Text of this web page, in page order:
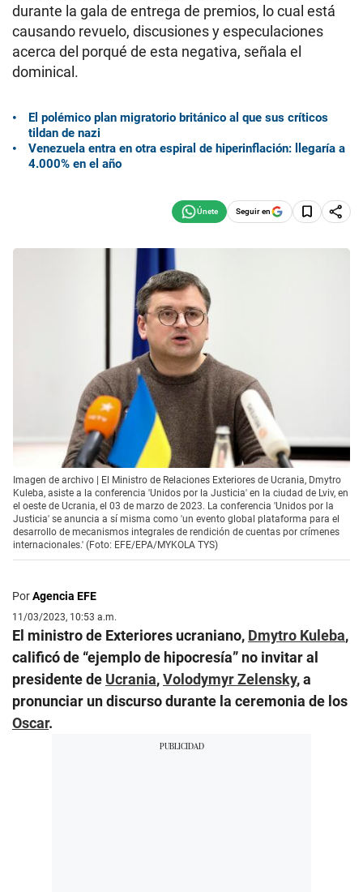
durante la gala de entrega de premios, lo cual está
causando revuelo, discusiones y especulaciones
acerca del porqué de esta negativa, señala el
dominical.
El polémico plan migratorio británico al que sus críticos
tildan de nazi
Venezuela entra en otra espiral de hiperinflación: llegaría a
4.000% en el año
Seguir en
Imagen de archivo | El Ministro de Relaciones Exteriores de Ucrania, Dmytro
Kuleba, asiste a la conferencia 'Unidos por la Justicia' en la ciudad de Lviv, en
el oeste de Ucrania, el 03 de marzo de 2023. La conferencia 'Unidos por la
Justicia' se anuncia a sí misma como 'un evento global plataforma para el
desarrollo de mecanismos integrales de rendición de cuentas por crímenes
internacionales.' (Foto: EFE/EPA/MYKOLA TYS)
PorAgencia EFE
11/03/2023, 10:53 a.m.
El ministro de Exteriores ucraniano, Dmytro Kuleba,
calificó de “ejemplo de hipocresía” no invitar al
presidente de Ucrania,Volodymyr Zelensky, a
pronunciar un discurso durante la ceremonia de los
Oscar.